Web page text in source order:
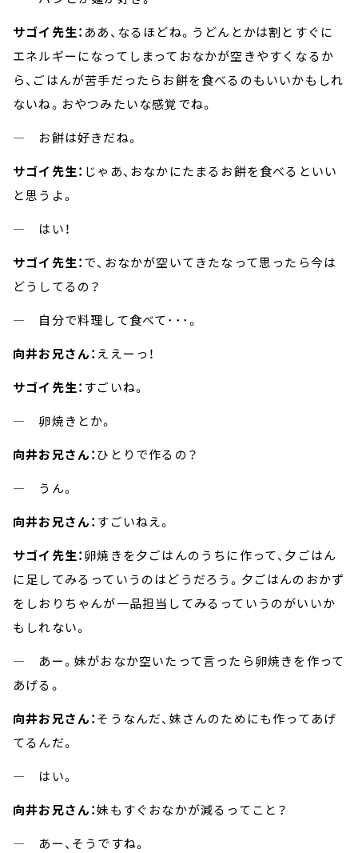
サゴイ先生： ああ、なるほどね。うどんとかは割とすぐに
エネルギーになってしまっておなかが空きやすくなるか
ら、ごはんが苦手だったらお餅を食べるのもいいかもしれ
ないね。おやつみたいな感覚でね。
― お餅は好きだね。
サゴイ先生： じゃあ、おなかにたまるお餅を食べるといい
と思うよ。
― はい！
サゴイ先生：で、おなかが空いてきたなって思ったら今は
どうしてるの？
― 自分で料理して食べて･･･。
向井お兄さん： ええーっ！
サゴイ先生： すごいね。
― 卵焼きとか。
向井お兄さん：ひとりで作るの？
― うん。
向井お兄さん： すごいねえ。
サゴイ先生：卵焼きを夕ごはんのうちに作って、夕ごはん
に足してみるっていうのはどうだろう。夕ごはんのおかず
をしおりちゃんが一品担当してみるっていうのがいいか
もしれない。
― あー。妹がおなか空いたって言ったら卵焼きを作って
あげる。
向井お兄さん：そうなんだ、妹さんのためにも作ってあげ
てるんだ。
― はい。
向井お兄さん：妹もすぐおなかが減るってこと？
― あー、そうですね。